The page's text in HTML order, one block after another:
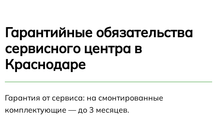
Гарантийные обязательства
сервисного центра в
Краснодаре
Гарантия от сервиса: на смонтированные
комплектующие — до 3 месяцев.